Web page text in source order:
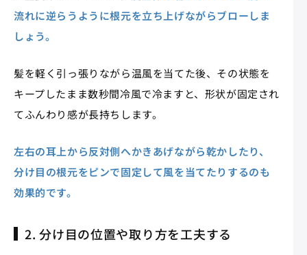
流れに逆らうように根元を立ち上げながらブローしま
しょう。
髪を軽く引っ張りながら温風を当てた後、その状態を
キープしたまま数秒間冷風で冷ますと、形状が固定され
てふんわり感が長持ちします。
左右の耳上から反対側へかきあげながら乾かしたり、
分け目の根元をピンで固定して風を当てたりするのも
効果的です。
2. 分け目の位置や取り方を工夫する